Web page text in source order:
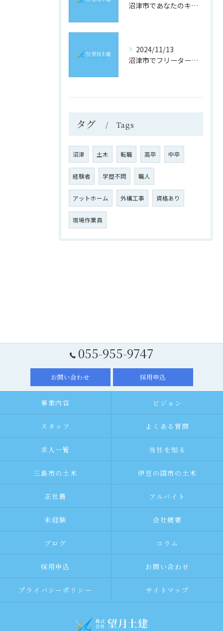
沼津市であなたのキャリアを築く！土木業界の最新求人情報をチェック
2024/11/13
沼津市でフリーター歓迎！理想の土木求人を見つけるための究極ガイド
タグ Tags
沼津 土木 転職 高卒 中卒
経験者 学歴不問 職人
アットホーム 外構工事 資格あり
現場作業員
055-955-9747
お問い合わせ 採用申込
事業内容 ビジョン
スタッフ よくある質問
求人一覧 当社を知る
三島市の土木 伊豆の国市の土木
正社員 アルバイト
未経験 会社概要
ブログ コラム
採用申込 お問い合わせ
プライバシーポリシー サイトマップ